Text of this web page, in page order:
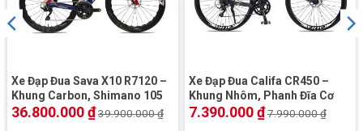
Xem thêm: Một vài mẫuxe thể thao giá rẻ
Xe Đạp Đua Sava X10 R7120 –
Khung Carbon, Shimano 105
36.800.000₫39.900.000₫
Xe Đạp Đua Califa CR450 –
Khung Nhôm, Phanh Đĩa Cơ
7.390.000₫7.990.000₫